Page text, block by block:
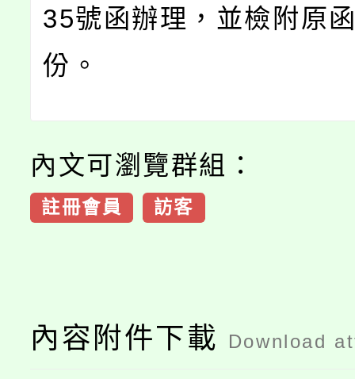
35號函辦理，並檢附原
份。
內文可瀏覽群組：
註冊會員 訪客
內容附件下載 Download